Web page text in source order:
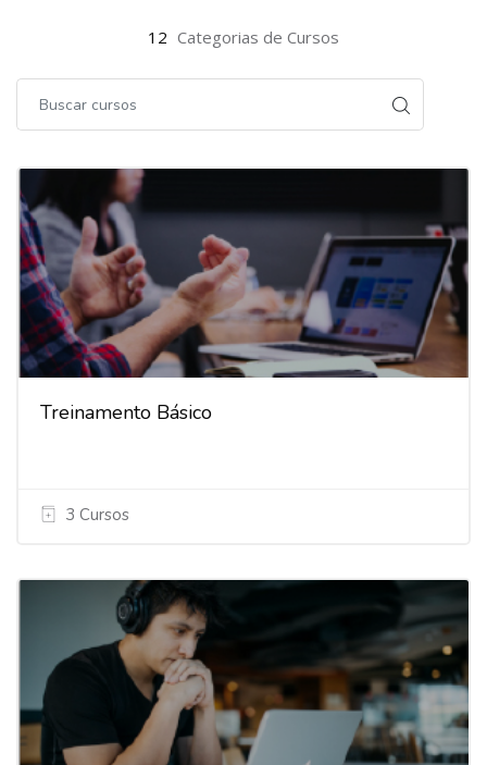
12 Categorias de Cursos
Treinamento Básico
3 Cursos